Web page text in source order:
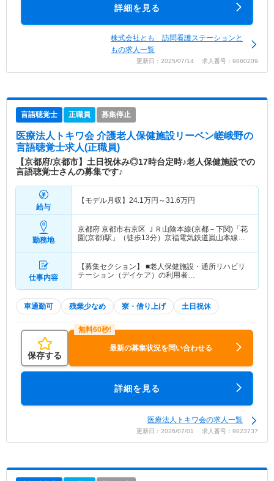
詳細を見る
株式会社とも 訪問看護ステーションと
もの求人一覧
更新日：2025/07/14 求人番号：9860209
言語聴覚士 正職員 募集停止
医療法人トキワ会 介護老人保健施設リーベン嵯峨野の
言語聴覚士求人(正職員)
【京都府/京都市】土日祝休み◎17時台定時♪老人保健施設での
言語聴覚士さんの募集です♪
給与
【モデル月収】 24.1万円～31.6万円
勤務地
京都府 京都市右京区 ＪＲ山陰本線(京都－下関)「花
園(京都)駅」（徒歩13分）京福電気鉄道嵐山本線
仕事内容
【募集セクション】 ■老人保健施設・通所リハビリ
テーション（デイケア）の利用者…
車通勤可 残業少なめ 寮・借り上げ 土日祝休
保存する
最新の募集状況を問い合わせる
詳細を見る
医療法人トキワ会の求人一覧
更新日：2026/07/01 求人番号：9823737